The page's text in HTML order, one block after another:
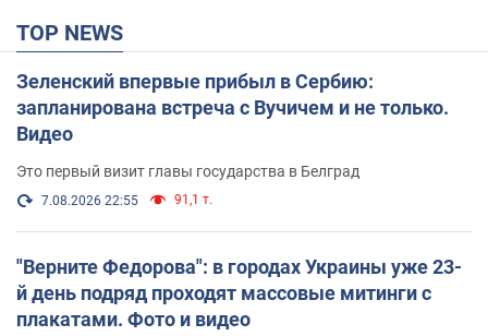
TOP NEWS
Зеленский впервые прибыл в Сербию:
запланирована встреча с Вучичем и не только.
Видео
Это первый визит главы государства в Белград
7.08.2026 22:55 91,1 т.
"Верните Федорова": в городах Украины уже 23-
й день подряд проходят массовые митинги с
плакатами. Фото и видео